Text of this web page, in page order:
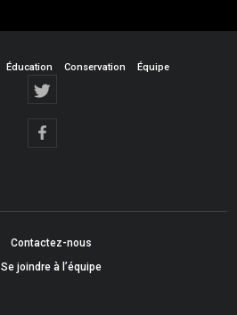
Éducation Conservation Équipe
Contactez-nous
Se joindre à l’équipe